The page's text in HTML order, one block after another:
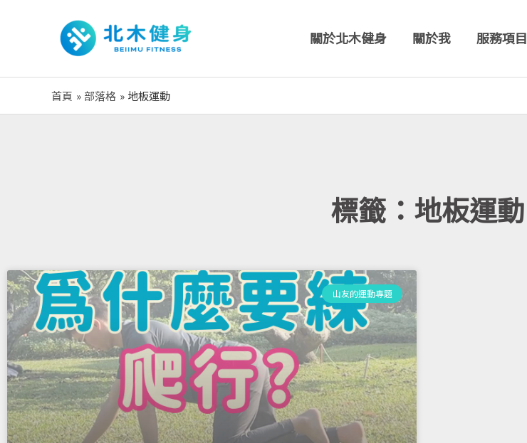
關於北木健身 關於我 服務項目
首頁 部落格 地板運動
標籤：地板運動
山友的運動專題